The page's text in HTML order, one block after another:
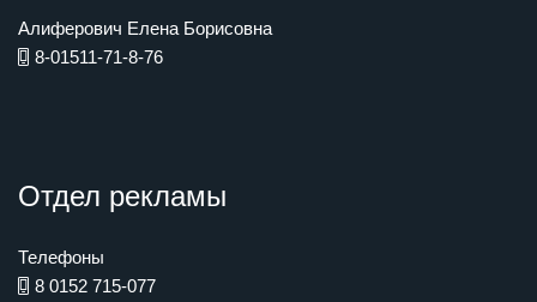
Алиферович Елена Борисовна
8-01511-71-8-76
Отдел рекламы
Телефоны
8 0152 715-077